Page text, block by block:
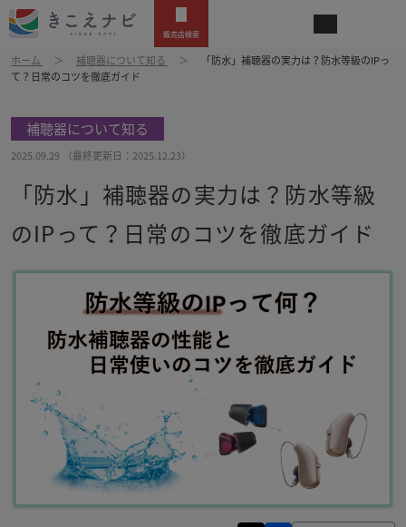
販売店検索
ホーム 補聴器について知る
「防水」補聴器の実力は？防水等級のIPっ
て？日常のコツを徹底ガイド
補聴器について知る
2025.09.29 （最終更新日： 2025.12.23）
「防水」補聴器の実力は？防水等級
のIPって？日常のコツを徹底ガイド